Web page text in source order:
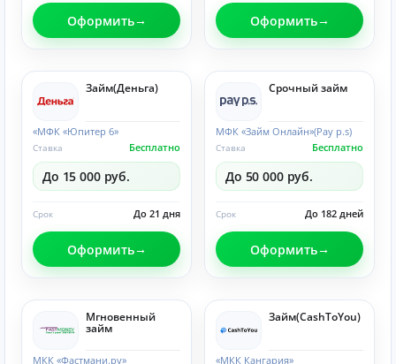
Оформить Оформить
Займ(Деньга)
«МФК «Юпитер 6»
Бесплатно
Ставка
До 15 000 руб.
До 21 дня
Срок
Оформить
Срочный займ
МФК «Займ Онлайн»(Pay p.s)
Бесплатно
Ставка
До 50 000 руб.
До 182 дней
Срок
Оформить
Мгновенный
займ
МКК «Фастмани.ру»
Займ(CashToYou)
«МКК Кангария»